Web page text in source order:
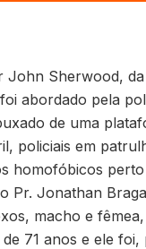
Sherwood,
abordado pela
de uma
policiais em
homofóbicos
Pr. Jonathan
macho e
71 anos e ele